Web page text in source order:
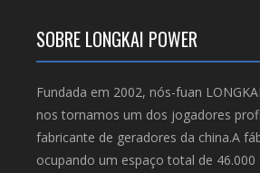
SOBRE LONGKAI POWER
Fundada em 2002, nós-fuan
nos tornamos um dos jogadores
fabricante de geradores da china.A
ocupando um espaço total de 46.000